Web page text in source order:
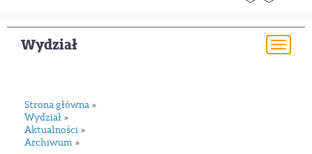
Wydział
Strona główna »
Wydział »
Aktualności »
Archiwum »